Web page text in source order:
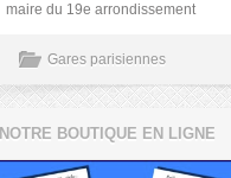
maire du 19e arrondissement
Gares parisiennes
NOTRE BOUTIQUE EN LIGNE